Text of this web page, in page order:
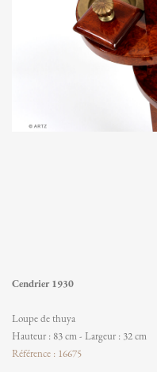
Cendrier 1930
Loupe de thuya
Hauteur : 83 cm - Largeur : 32 cm
Référence : 16675